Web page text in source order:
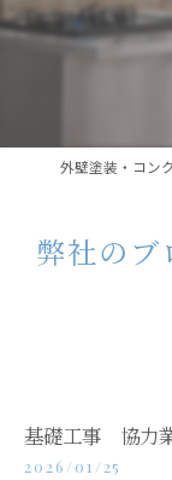
弊社のブ
基礎工事 協力
2026/01/25